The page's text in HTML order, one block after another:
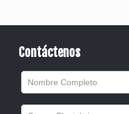
Contáctenos